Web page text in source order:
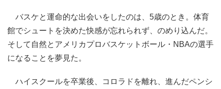
バスケと運命的な出会いをしたのは、5歳のとき。体育
館でシュートを決めた快感が忘れられず、のめり込んだ。
そして自然とアメリカプロバスケットボール・NBAの選手
になることを夢見た。
ハイスクールを卒業後、コロラドを離れ、進んだペンシ